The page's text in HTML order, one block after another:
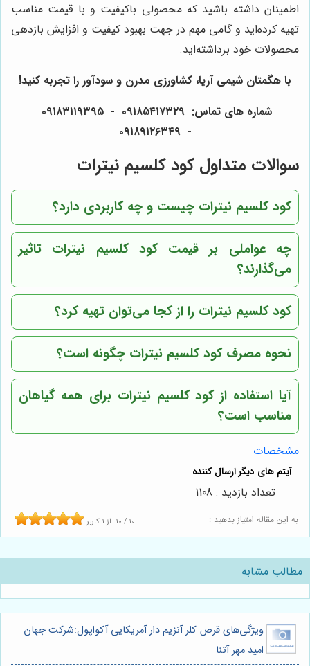
اطمینان داشته باشید که محصولی باکیفیت و با قیمت مناسب
تهیه کرده‌اید و گامی مهم در جهت بهبود کیفیت و افزایش بازدهی
محصولات خود برداشته‌اید.
با هگمتان شیمی آریا، کشاورزی مدرن و سودآور را تجربه کنید!
- ۰۹۱۸۹۱۲۶۳۴۹
سوالات متداول کود کلسیم نیترات
کود کلسیم نیترات چیست و چه کاربردی دارد؟
چه عواملی بر قیمت کود کلسیم نیترات تاثیر
می‌گذارند؟
کود کلسیم نیترات را از کجا می‌توان تهیه کرد؟
نحوه مصرف کود کلسیم نیترات چگونه است؟
آیا استفاده از کود کلسیم نیترات برای همه گیاهان
مناسب است؟
مشخصات
به این مقاله امتیاز بدهید : 10 / 10 از 1 کاربر
تعداد بازدید : 1108
مطالب مشابه
ویژگی‌های قرص کلر آنزیم دار آمریکایی آکواپول:شرکت جهان
امید مهر آتنا